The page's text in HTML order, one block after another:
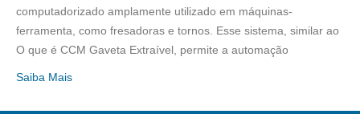
computadorizado amplamente utilizado em máquinas-
ferramenta, como fresadoras e tornos. Esse sistema, similar ao
O que é CCM Gaveta Extraível, permite a automação
Saiba Mais